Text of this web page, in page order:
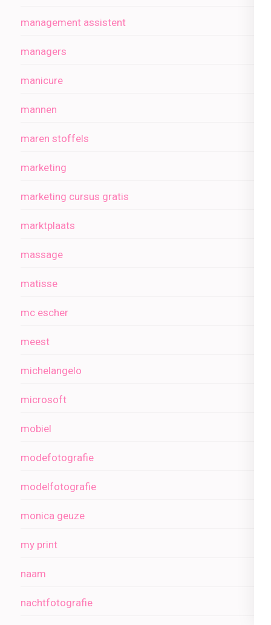
management assistent
managers
manicure
mannen
maren stoffels
marketing
marketing cursus gratis
marktplaats
massage
matisse
mc escher
meest
michelangelo
microsoft
mobiel
modefotografie
modelfotografie
monica geuze
my print
naam
nachtfotografie